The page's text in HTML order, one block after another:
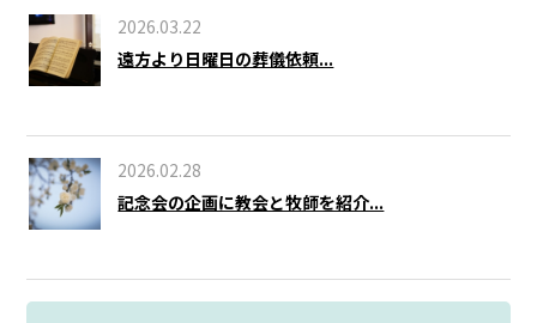
2026.03.22
遠方より日曜日の葬儀依頼...
2026.02.28
記念会の企画に教会と牧師を紹介...